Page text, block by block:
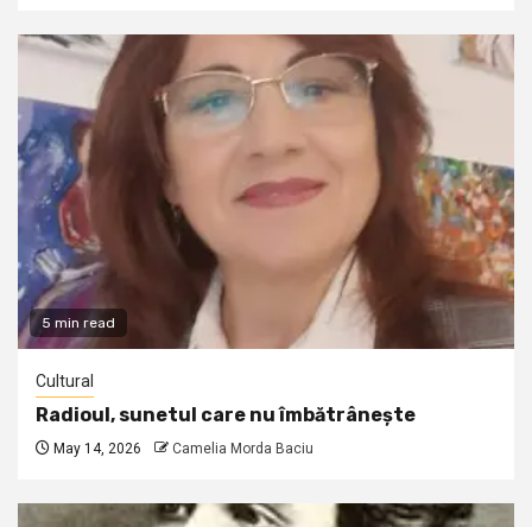
5 min read
Cultural
Radioul, sunetul care nu îmbătrânește
May 14, 2026 Camelia Morda Baciu